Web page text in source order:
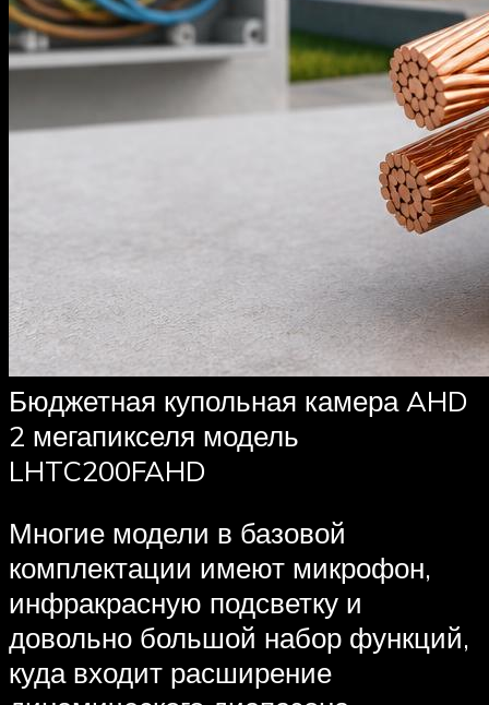
Бюджетная купольная камера AHD
2 мегапикселя модель
LHTC200FAHD
Многие модели в базовой
комплектации имеют микрофон,
инфракрасную подсветку и
довольно большой набор функций,
куда входит расширение